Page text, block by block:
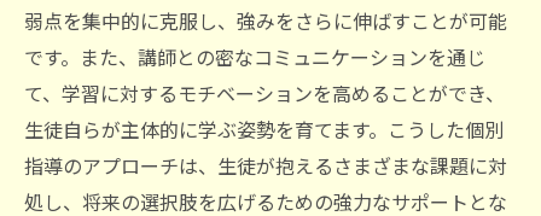
口コミ情報の活用法
親子面談で確認すべきポイント
長期的な視点で選ぶメリット
弱点を集中的に克服し、強みをさらに伸ばすことが可能
です。また、講師との密なコミュニケーションを通じ
て、学習に対するモチベーションを高めることができ、
生徒自らが主体的に学ぶ姿勢を育てます。こうした個別
指導のアプローチは、生徒が抱えるさまざまな課題に対
処し、将来の選択肢を広げるための強力なサポートとな